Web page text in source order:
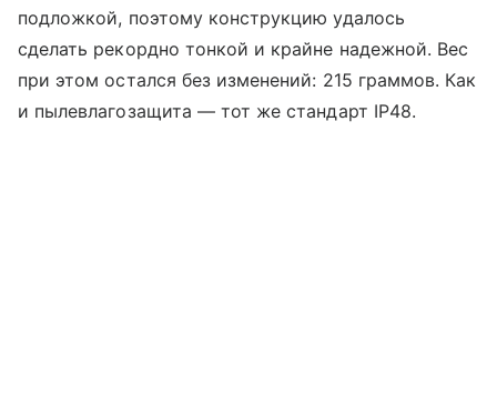
подложкой, поэтому конструкцию удалось
сделать рекордно тонкой и крайне надежной. Вес
при этом остался без изменений: 215 граммов. Как
и пылевлагозащита — тот же стандарт IP48.